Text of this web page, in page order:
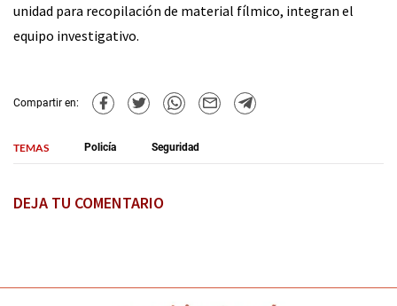
unidad para recopilación de material fílmico, integran el
equipo investigativo.
Compartir en:
TEMAS Policía Seguridad
DEJA TU COMENTARIO